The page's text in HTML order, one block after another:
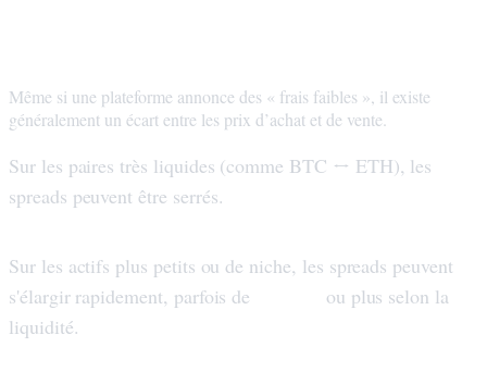
Même si une plateforme annonce des « frais faibles », il existe
généralement un écart entre les prix d’achat et de vente.
Sur les paires très liquides (comme BTC ↔ ETH), les
spreads peuvent être serrés.
Sur les actifs plus petits ou de niche, les spreads peuvent
s'élargir rapidement, parfois de
ou plus selon la
liquidité.